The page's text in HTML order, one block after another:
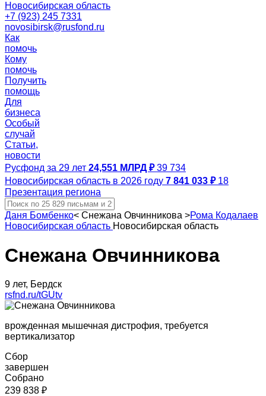
Новосибирская область
+7 (923) 245 7331
novosibirsk@rusfond.ru
Как
помочь
Кому
помочь
Получить
помощь
Для
бизнеса
Особый
случай
Статьи,
новости
Русфонд за 29 лет 24,551 МЛРД ₽ 39 734
Новосибирская область в 2026 году 7 841 033 ₽ 18
Презентация региона
Даня Бомбенко< Снежана Овчинникова >Рома Кодалаев
Новосибирская область Новосибирская область
Снежана Овчинникова
9 лет, Бердск
rsfnd.ru/tGUtv
врожденная мышечная дистрофия, требуется
вертикализатор
Сбор
завершен
Собрано
239 838 ₽